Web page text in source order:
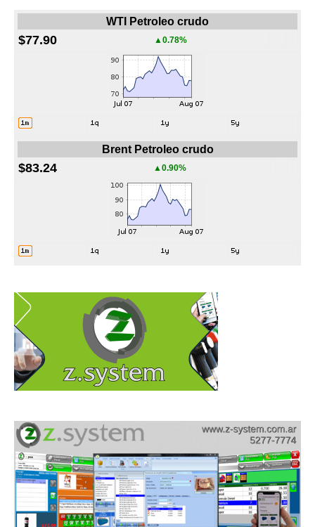
WTI Petroleo crudo
$77.90 ▲0.78%
Brent Petroleo crudo
$83.24 ▲0.90%